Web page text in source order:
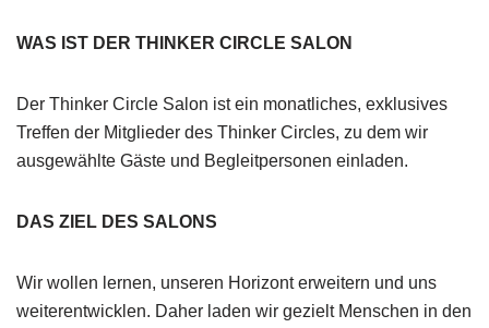
WAS IST DER THINKER CIRCLE SALON
Der Thinker Circle Salon ist ein monatliches, exklusives
Treffen der Mitglieder des Thinker Circles, zu dem wir
ausgewählte Gäste und Begleitpersonen einladen.
DAS ZIEL DES SALONS
Wir wollen lernen, unseren Horizont erweitern und uns
weiterentwicklen. Daher laden wir gezielt Menschen in den